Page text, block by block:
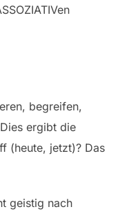
begreifen,
ergibt die
(heute, jetzt)? Das
geistig nach